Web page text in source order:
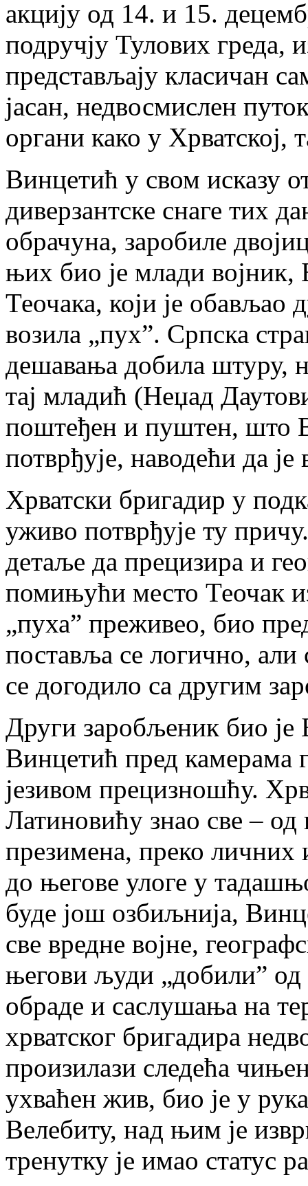
акцију од 14. и 15.
подручју Тулових греда,
представљају класичан
јасан, недвосмислен
органи како у Хрватској,
Винцетић у свом исказу
диверзантске снаге тих
обрачуна, заробиле
њих био је млади
Теочака, који је обављао
возила „пух”. Српска
дешавања добила штуру,
тај младић (Неџад
поштеђен и пуштен, што
потврђује, наводећи да
Хрватски бригадир у
уживо потврђује ту
детаље да прецизира и
помињући место Теочак
„пуха” преживео, био
поставља се логично,
се догодило са другим
Други заробљеник био
Винцетић пред камерама
језивом прецизношћу.
Латиновићу знао све –
презимена, преко личних
до његове улоге у
буде још озбиљнија,
све вредне војне,
његови људи „добили”
обраде и саслушања на
хрватског бригадира
произилази следећа
ухваћен жив, био је у
Велебиту, над њим је
тренутку је имао статус